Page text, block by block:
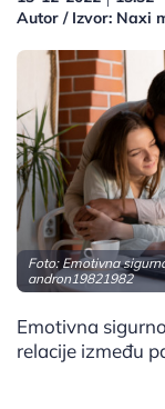
Autor / Izvor: Naxi
Foto: Emotivna
andron19821982
Emotivna
relacije između